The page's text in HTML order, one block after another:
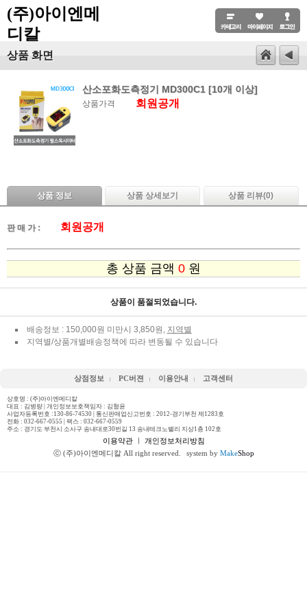
(주)아이엔메
디칼
상품 화면
산소포화도측정기 MD300C1 [10개 이상]
상품가격 회원공개
상품 정보 상품 상세보기 상품 리뷰(0)
판 매 가 : 회원공개
총 상품 금액 0 원
상품이 품절되었습니다.
배송정보 : 150,000원 미만시 3,850원, 지역별
지역별/상품개별배송정책에 따라 변동될 수 있습니다
상점정보 PC버젼 이용안내 고객센터
상호명 : (주)아이엔메디칼
대표 : 김병량 | 개인정보보호책임자 : 김형윤
사업자등록번호 :130-86-74530 | 통신판매업신고번호 : 2012-경기부천 제1283호
전화 : 032-667-0555 | 팩스 : 032-667-0559
주소 : 경기도 부천시 소사구 송내대로30번길 13 송내테크노밸리 지상1층 102호
이용약관ㅣ 개인정보처리방침
ⓒ (주)아이엔메디칼 All right reserved.
system by MakeShop